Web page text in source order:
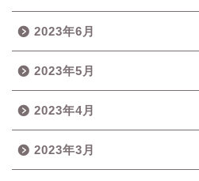
2023年6月
2023年5月
2023年4月
2023年3月